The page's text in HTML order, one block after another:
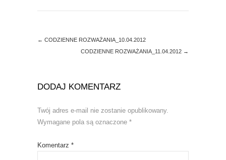
d n
d
o
← CODZIENNE ROZWAŻANIA_10.04.2012
CODZIENNE ROZWAŻANIA_11.04.2012 →
DODAJ KOMENTARZ
Twój adres e-mail nie zostanie opublikowany.
Wymagane pola są oznaczone *
Komentarz *